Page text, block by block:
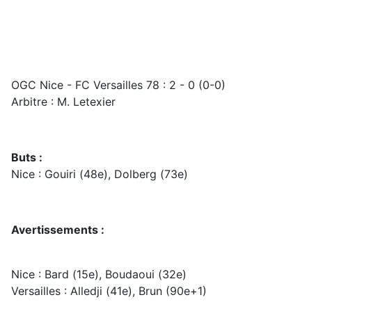
OGC Nice - FC Versailles 78 : 2 - 0 (0-0)
Arbitre : M. Letexier
Buts :
Nice : Gouiri (48e), Dolberg (73e)
Avertissements :
Nice : Bard (15e), Boudaoui (32e)
Versailles : Alledji (41e), Brun (90e+1)